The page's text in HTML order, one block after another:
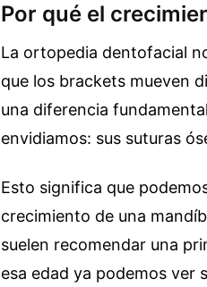
Por qué el
La ortopedia dentofacial
que los brackets mueven
una diferencia
envidiamos: sus suturas
Esto significa que
crecimiento de una
suelen recomendar una
esa edad ya podemos ver